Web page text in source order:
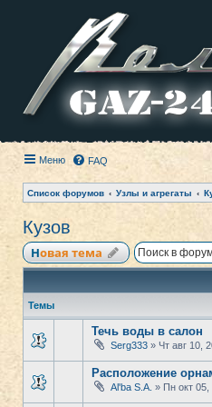
Меню FAQ
Список форумов Узлы и агрегаты
Кузов
Новая тема
Темы
Течь воды в салон
Serg333 » Чт авг 10,
Расположение
Al'ba S.A. » Пн окт 05,